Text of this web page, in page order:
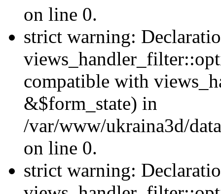
on line 0.
strict warning:
compatible with
&$form_state) in
/var/www/ukraina3d/
on line 0.
strict warning: